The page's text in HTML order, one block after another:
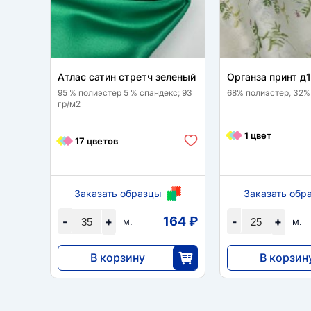
Атлас сатин стретч зеленый
95 % полиэстер 5 % спандекс; 93
гр/м2
17 цветов
+
- м. 164 ₽
В корзину
Заказать образцы
5733
Органза принт
68% полиэстер,
1 цвет
+
- м.
В
Заказать
11 148